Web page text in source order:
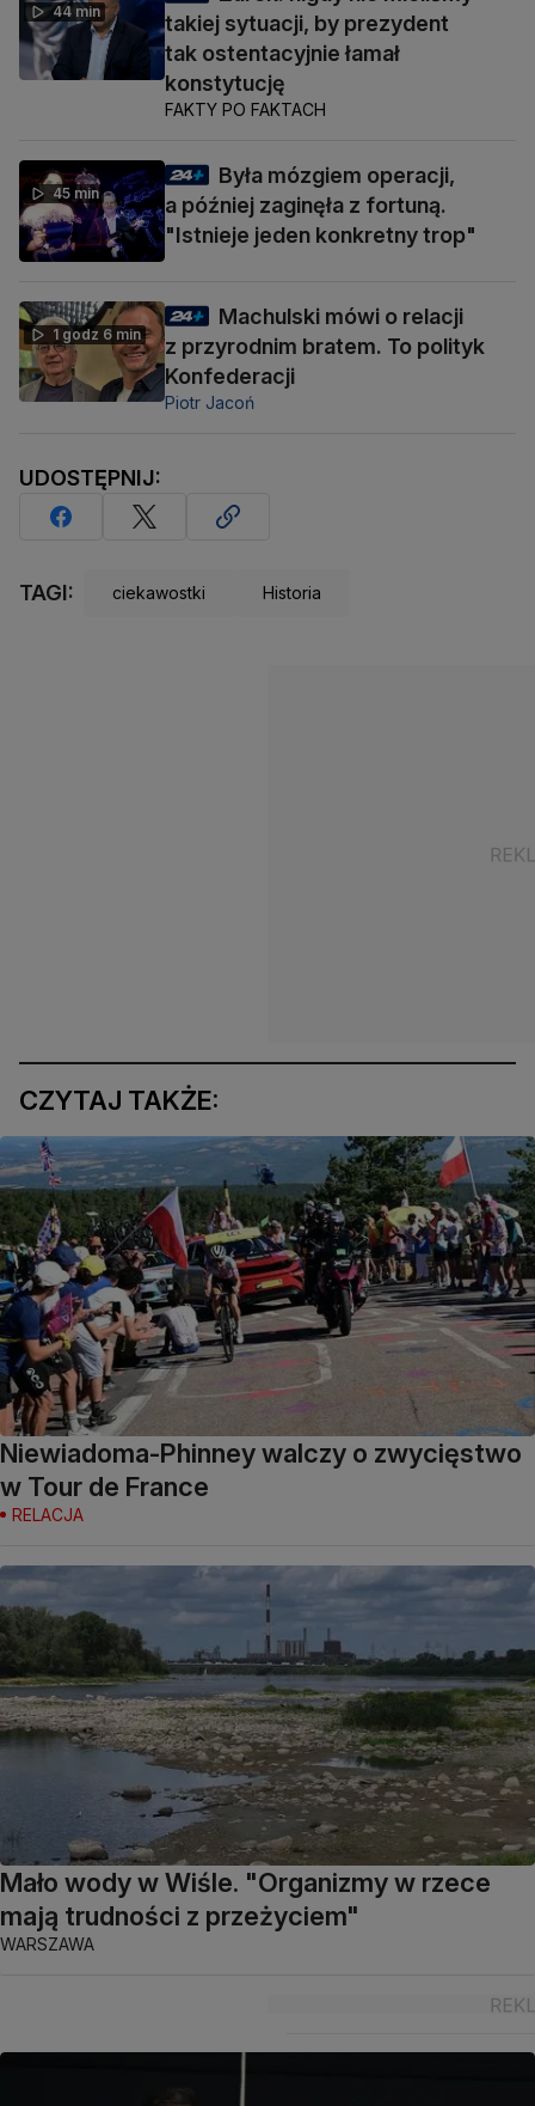
44 min
takiej sytuacji, by prezydent
tak ostentacyjnie łamał
konstytucję
FAKTY PO FAKTACH
45 min
Była mózgiem operacji,
a później zaginęła z fortuną.
"Istnieje jeden konkretny trop"
1 godz 6 min
Machulski mówi o relacji
z przyrodnim bratem. To polityk
Konfederacji
Piotr Jacoń
UDOSTĘPNIJ:
TAGI: ciekawostki Historia
CZYTAJ TAKŻE:
Niewiadoma-Phinney walczy o zwycięstwo
w Tour de France
RELACJA
Mało wody w Wiśle. "Organizmy w rzece
mają trudności z przeżyciem"
WARSZAWA